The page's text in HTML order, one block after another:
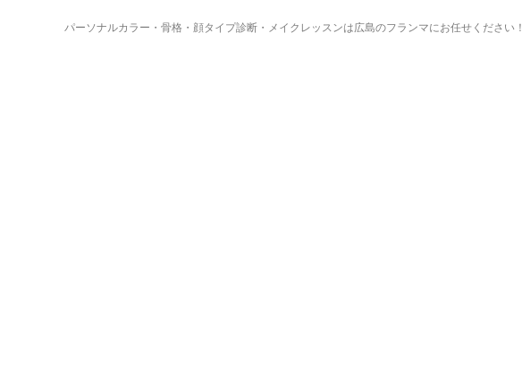
パーソナルカラー・骨格・顔タイプ診断・メイクレッスンは広島のフランマにお任せください！